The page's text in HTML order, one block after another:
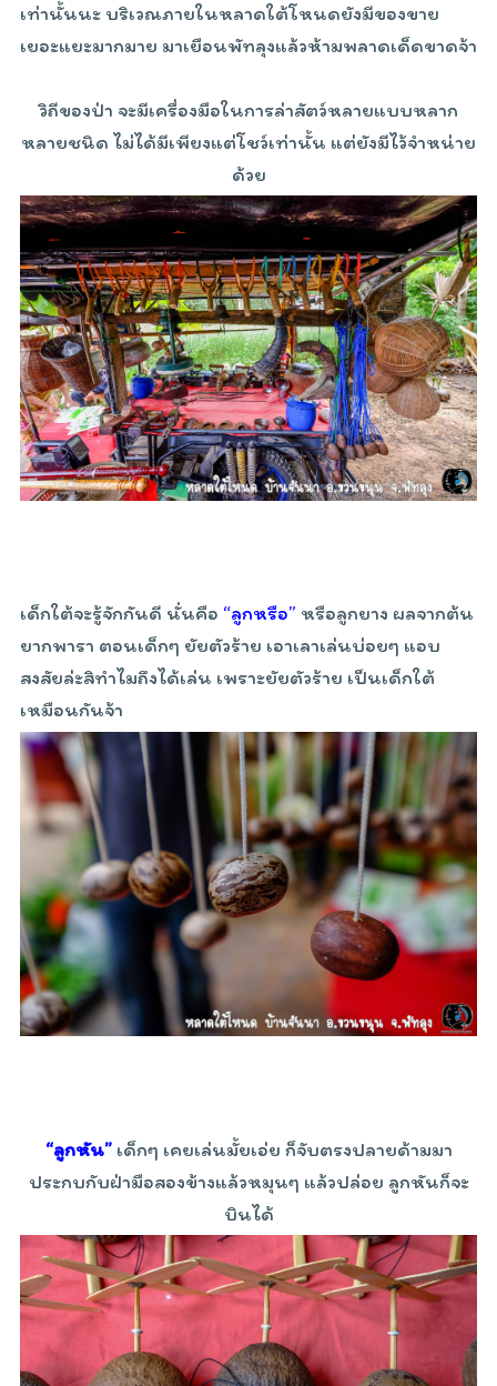
เท่านั้นนะ บริเวณภายในหลาดใต้โหนดยังมีของขาย
เยอะแยะมากมาย มาเยือนพัทลุงแล้วห้ามพลาดเด็ดขาดจ้า
วิถีของป่า จะมีเครื่องมือในการล่าสัตว์หลายแบบหลาก
หลายชนิด ไม่ได้มีเพียงแต่โชว์เท่านั้น แต่ยังมีไว้จำหน่าย
ด้วย
เด็กใต้จะรู้จักกันดี นั่นคือ “ลูกหรือ” หรือลูกยาง ผลจากต้น
ยากพารา ตอนเด็กๆ ยัยตัวร้าย เอาเลาเล่นบ่อยๆ แอบ
สงสัยล่ะสิทำไมถึงได้เล่น เพราะยัยตัวร้าย เป็นเด็กใต้
เหมือนกันจ้า
“ลูกหัน”เด็กๆ เคยเล่นมั้ยเอ่ย ก็จับตรงปลายด้ามมา
ประกบกับฝ่ามือสองข้างแล้วหมุนๆ แล้วปล่อย ลูกหันก็จะ
บินได้